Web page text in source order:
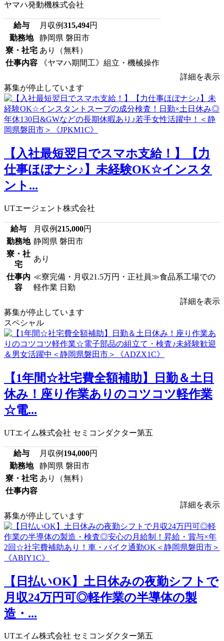
ヤマハ発動機株式会社
給与 月収例315,494円
勤務地
静岡県 磐田市
寮・社宅 あり（無料）
仕事内容
《ヤマハ期間工》組立・機械操作
詳細を表示
募集が停止しています
【入社最短翌日でスマホ支給！】【力
仕事ほぼナシ♪】未経験OK☆インスタ
ント...
UTエージェント株式会社
給与 月収例215,000円
勤務地 静岡県 磐田市
寮・社
宅
あり
仕事内
容
≪寮完備・月収21.5万円・正社員≫食品系工場での
軽作業 日勤
詳細を表示
募集が停止しています
スペシャル
【1年間☆社宅費全額補助】日勤＆土日
休み！座り作業ありのコツコツ軽作業
☆電...
UTエイム株式会社 セミコンダクター第五
給与 月収例 194,000円
勤務地
静岡県 磐田市
寮・社宅 あり（無料）
仕事内容
詳細を表示
募集が停止しています
【日払いOK】土日休みの夜勤シフトで
月収24万円可◎軽作業の半導体の製
造・...
UTエイム株式会社 セミコンダクター第五